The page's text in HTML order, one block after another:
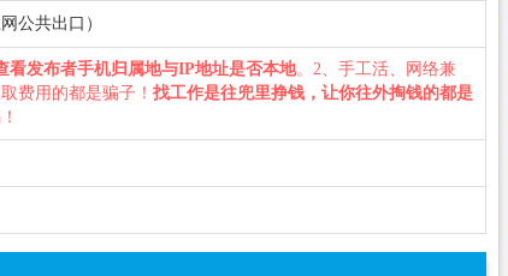
公共出口）
看发布者手机归属地与IP地址是否本地。2、手工活、网络兼
费用的都是骗子！ 找工作是往兜里挣钱，让你往外掏钱的都是